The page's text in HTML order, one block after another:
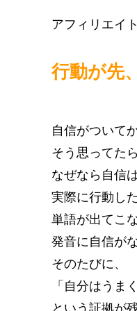
アフィリエイ
行動が先
自信がついて
そう思ってた
なぜなら自信
実際に行動し
単語が出てこ
発音に自信が
そのたびに、
「自分はうま
という証拠が